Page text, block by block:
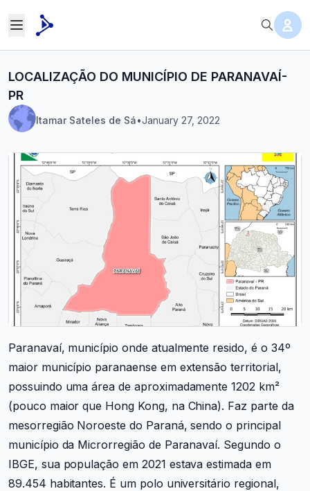
LOCALIZAÇÃO DO MUNICÍPIO DE PARANAVAÍ-
PR
Itamar Sateles de Sá•January 27, 2022
Paranavaí, município onde atualmente resido, é o 34º
maior município paranaense em extensão territorial,
possuindo uma área de aproximadamente 1202 km²
(pouco maior que Hong Kong, na China). Faz parte da
mesorregião Noroeste do Paraná, sendo o principal
município da Microrregião de Paranavaí. Segundo o
IBGE, sua população em 2021 estava estimada em
89.454 habitantes. É um polo universitário regional,